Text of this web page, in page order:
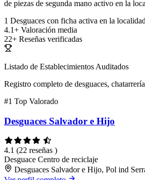
de piezas de segunda mano activo en la
1 Desguaces con ficha activa en la localidad
4.1+ Valoración media
22+ Reseñas verificadas
Listado de Establecimientos Auditados
Registro completo de desguaces,
#1 Top Valorado
Desguaces Salvador e Hijo
4.1 (22 reseñas )
Desguace Centro de reciclaje
Desguaces Salvador e Hijo, Pol ind